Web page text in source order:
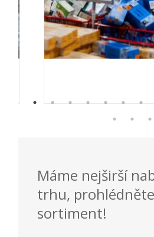
Máme nejširší
trhu,
sortiment!